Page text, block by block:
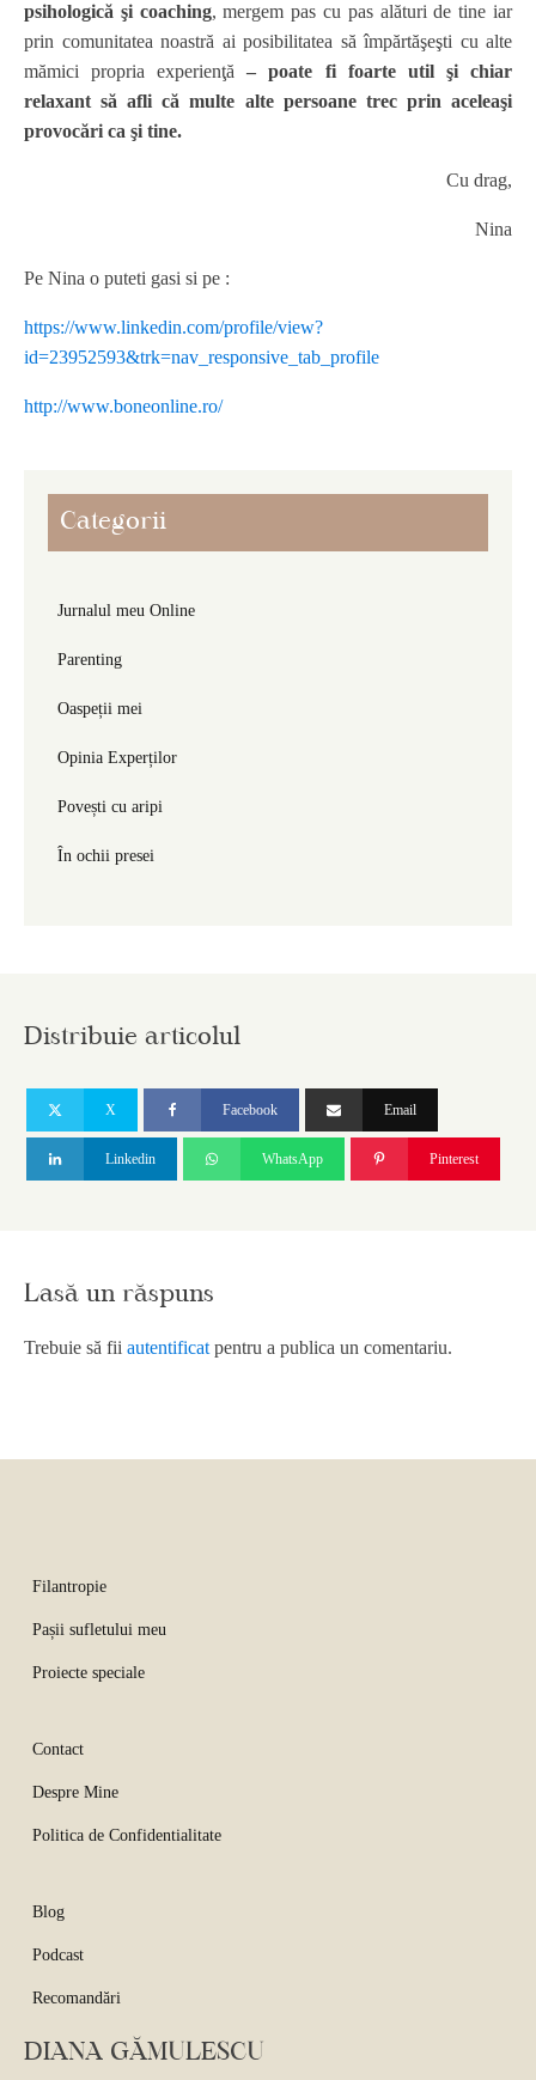
Categorii
Jurnalul meu Online
Parenting
Oaspeții mei
Opinia Experților
Povești cu aripi
În ochii presei
psihologică şi coaching, mergem pas cu pas alături de tine iar
prin comunitatea noastră ai posibilitatea să împărtăşeşti cu alte
mămici propria experienţă– poate fi foarte util şi chiar
relaxant să afli că multe alte persoane trec prin aceleaşi
provocări ca şi tine.
Cu drag,
Nina
Pe Nina o puteti gasi si pe :
https://www.linkedin.com/profile/view?
id=23952593&trk=nav_responsive_tab_profile
http://www.boneonline.ro/
Distribuie articolul
X Facebook Email
Linkedin WhatsApp Pinterest
Lasă un răspuns
Trebuie să fii autentificat pentru a publica un comentariu.
Filantropie
Pașii sufletului meu
Proiecte speciale
Contact
Despre Mine
Politica de Confidentialitate
Blog
Podcast
Recomandări
DIANA GĂMULESCU